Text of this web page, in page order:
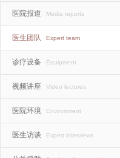
医院报道 Media reports
医生团队 Expert team
诊疗设备 Equipment
视频讲座 Video lectures
医院环境 Environment
医生访谈 Expert interviews